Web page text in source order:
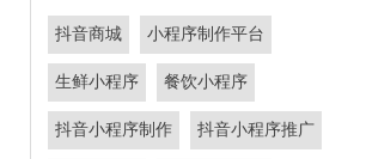
抖音商城 小程序制作平台
生鲜小程序 餐饮小程序
抖音小程序制作 抖音小程序推广